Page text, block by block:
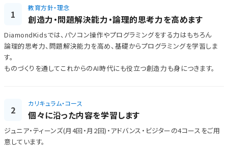
1
教育方針・理念
創造力・問題解決能力・論理的思考力を高めます
DiamondKidsでは、パソコン操作やプログラミングをする力はもちろん
論理的思考力、問題解決能力を高め、基礎からプログラミングを学習しま
す。
ものづくりを通してこれからのAI時代にも役立つ創造力も身につきます。
2
カリキュラム・コース
個々に沿った内容を学習します
ジュニア・ティーンズ(月4回・月2回)・アドバンス・ビジターの4コースをご用
意しています。